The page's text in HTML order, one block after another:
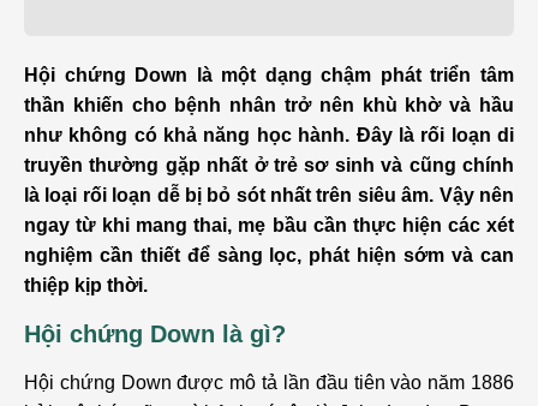
Hội chứng Down là một dạng chậm phát triển tâm
thần khiến cho bệnh nhân trở nên khù khờ và hầu
như không có khả năng học hành. Đây là rối loạn di
truyền thường gặp nhất ở trẻ sơ sinh và cũng chính
là loại rối loạn dễ bị bỏ sót nhất trên siêu âm. Vậy nên
ngay từ khi mang thai, mẹ bầu cần thực hiện các xét
nghiệm cần thiết để sàng lọc, phát hiện sớm và can
thiệp kịp thời.
Hội chứng Down là gì?
Hội chứng Down được mô tả lần đầu tiên vào năm 1886